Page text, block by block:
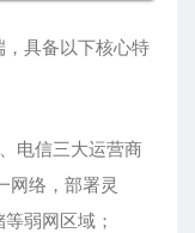
具备以下核心特
电信三大运营商
网络，部署灵
弱网区域；